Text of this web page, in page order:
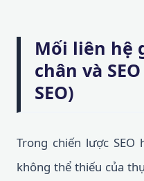
Mối liên hệ
chân và
SEO)
Trong chiến lược
không thể thiếu của